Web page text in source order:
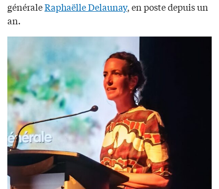
généraleRaphaëlle Delaunay, en poste depuis un
an.